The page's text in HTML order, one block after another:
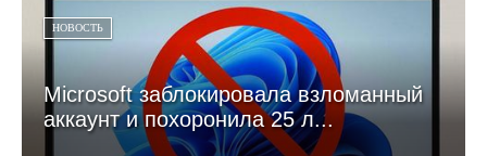
НОВОСТЬ
Microsoft заблокировала взломанный
аккаунт и похоронила 25 л...